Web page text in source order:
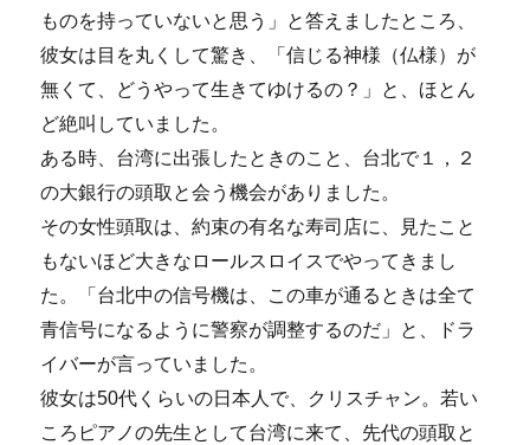
ものを持っていないと思う」と答えましたところ、
彼女は目を丸くして驚き、「信じる神様（仏様）が
無くて、どうやって生きてゆけるの？」と、ほとん
ど絶叫していました。
ある時、台湾に出張したときのこと、台北で１，２
の大銀行の頭取と会う機会がありました。
その女性頭取は、約束の有名な寿司店に、見たこと
もないほど大きなロールスロイスでやってきまし
た。「台北中の信号機は、この車が通るときは全て
青信号になるように警察が調整するのだ」と、ドラ
イバーが言っていました。
彼女は50代くらいの日本人で、クリスチャン。若い
ころピアノの先生として台湾に来て、先代の頭取と